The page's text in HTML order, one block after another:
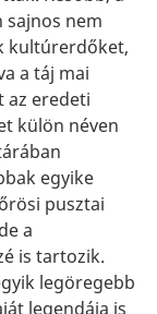
sajnos nem
kultúrerdőket,
a táj mai
az eredeti
külön néven
egyike
pusztai
a
is tartozik.
legöregebb
legendája is